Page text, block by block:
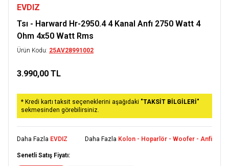
EVDIZ
Tsı - Harward Hr-2950.4 4 Kanal Anfı 2750 Watt 4
Ohm 4x50 Watt Rms
Ürün Kodu: 25AV28991002
3.990,00 TL
* Kredi kartı taksit seçeneklerini aşağıdaki "TAKSİT BİLGİLERİ"
sekmesinden görebilirsiniz.
Daha Fazla EVDIZ Daha Fazla Kolon - Hoparlör - Woofer - Anfi
Senetli Satış Fiyatı: